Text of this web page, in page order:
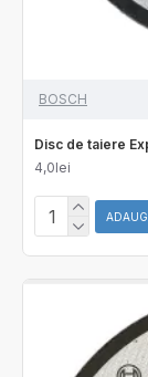
BOSCH
Disc de taiere
4,0lei